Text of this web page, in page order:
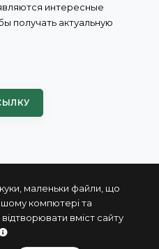
маленьки файли, що
компютері та
вміст сайту
интересные
получать актуальную
компьютеры